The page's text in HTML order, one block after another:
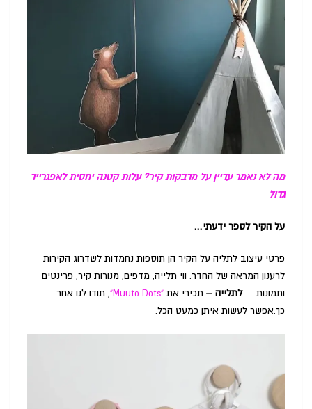
מה לא נאמר עדיין על מדבקות קיר? עלות קטנה יחסית לאפגרייד
גדול
על הקיר לספר ידעתי…
פרטי עיצוב לתליה על הקיר הן תוספות נחמדות לשדרוג הקירות
לרענון המראה של החדר. ווי תלייה, מדפים, מנורות קיר, פרינטים
ותמונות….לתלייה – תכירי את "Muuto Dots"
, תודו לנו אחר
כך.אפשר לעשות איתן כמעט הכל.